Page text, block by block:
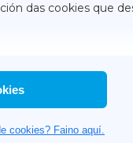
das cookies que
cookies? Faino aquí.